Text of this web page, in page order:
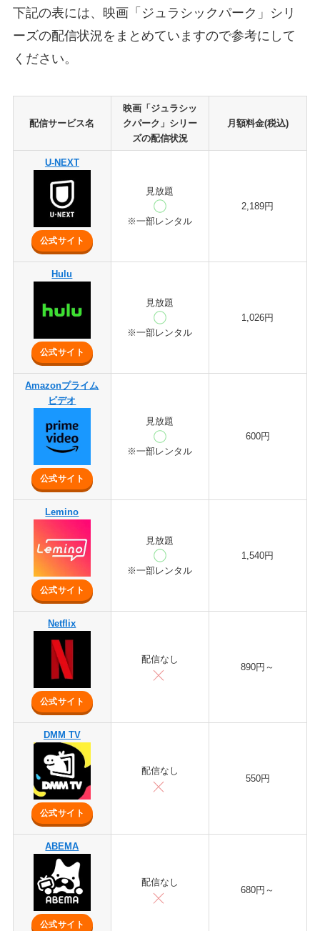
下記の表には、映画「ジュラシックパーク」シリ
ーズの配信状況をまとめていますので参考にして
ください。
配信サービス名
映画「ジュラシッ
クパーク」シリー
ズの配信状況
月額料金(税込)
U-NEXT
公式サイト
見放題
※一部レンタル
2,189円
Hulu
公式サイト
見放題
※一部レンタル
1,026円
Amazonプライム
ビデオ
公式サイト
見放題
※一部レンタル
600円
Lemino
公式サイト
見放題
※一部レンタル
1,540円
Netflix
公式サイト
配信なし
890円～
DMM TV
公式サイト
配信なし
550円
ABEMA
公式サイト
配信なし
680円～